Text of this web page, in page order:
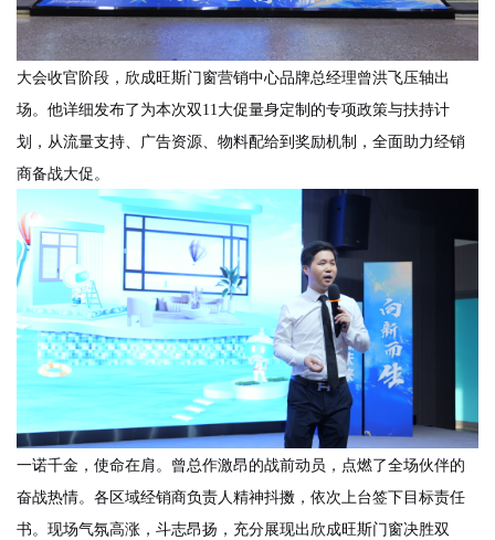
大会收官阶段，欣成旺斯门窗营销中心品牌总经理曾洪飞压轴出
场。他详细发布了为本次双11大促量身定制的专项政策与扶持计
划，从流量支持、广告资源、物料配给到奖励机制，全面助力经销
商备战大促。
一诺千金，使命在肩。曾总作激昂的战前动员，点燃了全场伙伴的
奋战热情。各区域经销商负责人精神抖擞，依次上台签下目标责任
书。现场气氛高涨，斗志昂扬，充分展现出欣成旺斯门窗决胜双